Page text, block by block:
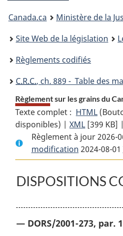
You
are
here:
Canada.ca
Ministère de la
Site Web de la législation
Règlements codifiés
C.R.C., ch. 889 - Table des
Règlement sur les grains du
Texte complet : HTML Texte
complet
:
sur
les
grains
disponibles) |XML Texte
complet
:
sur
les
du
Canada
[399 KB] |
Règlement à jour 2026-
modification 2024-08-01
DISPOSITIONS
— DORS/2001-273, par.